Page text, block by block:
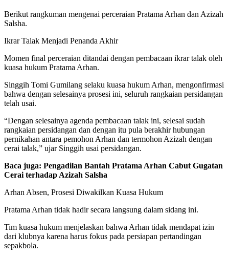
Berikut rangkuman mengenai perceraian Pratama Arhan dan Azizah
Salsha.
Ikrar Talak Menjadi Penanda Akhir
Momen final perceraian ditandai dengan pembacaan ikrar talak oleh
kuasa hukum Pratama Arhan.
Singgih Tomi Gumilang selaku kuasa hukum Arhan, mengonfirmasi
bahwa dengan selesainya prosesi ini, seluruh rangkaian persidangan
telah usai.
“Dengan selesainya agenda pembacaan talak ini, selesai sudah
rangkaian persidangan dan dengan itu pula berakhir hubungan
pernikahan antara pemohon Arhan dan termohon Azizah dengan
cerai talak,” ujar Singgih usai persidangan.
Baca juga: Pengadilan Bantah Pratama Arhan Cabut Gugatan
Cerai terhadap Azizah Salsha
Arhan Absen, Prosesi Diwakilkan Kuasa Hukum
Pratama Arhan tidak hadir secara langsung dalam sidang ini.
Tim kuasa hukum menjelaskan bahwa Arhan tidak mendapat izin
dari klubnya karena harus fokus pada persiapan pertandingan
sepakbola.